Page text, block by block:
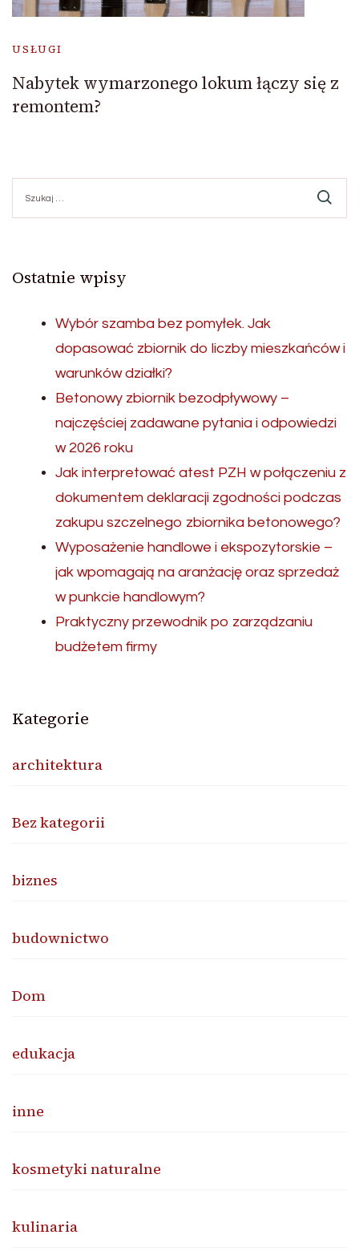
USŁUGI
Nabytek wymarzonego lokum łączy się z
remontem?
Ostatnie wpisy
Wybór szamba bez pomyłek. Jak
dopasować zbiornik do liczby mieszkańców i
warunków działki?
Betonowy zbiornik bezodpływowy –
najczęściej zadawane pytania i odpowiedzi
w 2026 roku
Jak interpretować atest PZH w połączeniu z
dokumentem deklaracji zgodności podczas
zakupu szczelnego zbiornika betonowego?
Wyposażenie handlowe i ekspozytorskie –
jak wpomagają na aranżację oraz sprzedaż
w punkcie handlowym?
Praktyczny przewodnik po zarządzaniu
budżetem firmy
Kategorie
architektura
Bez kategorii
biznes
budownictwo
Dom
edukacja
inne
kosmetyki naturalne
kulinaria